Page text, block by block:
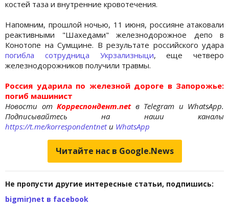
костей таза и внутренние кровотечения.
Напомним, прошлой ночью, 11 июня, россияне атаковали
реактивными "Шахедами" железнодорожное депо в
Конотопе на Сумщине. В результате российского удара
погибла сотрудница Укрзализныци, еще четверо
железнодорожников получили травмы.
Россия ударила по железной дороге в Запорожье:
погиб машинист
Новости отКорреспондент.net в Telegram и WhatsApp.
Подписывайтесь на наши каналы
https://t.me/korrespondentnetи WhatsApp
Читайте нас в Google.News
Не пропусти другие интересные статьи, подпишись:
bigmir)net в facebook